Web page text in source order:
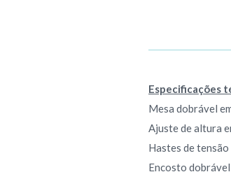
Especificações
Mesa dobrável
Ajuste de altura
Hastes de
Encosto